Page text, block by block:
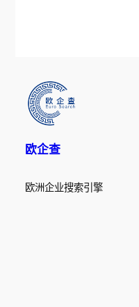
欧企查
欧洲企业搜索引擎